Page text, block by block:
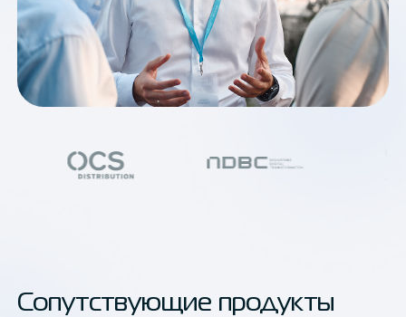
Сопутствующие продукты